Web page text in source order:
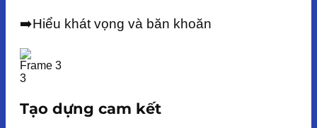
➡️Hiểu khát vọng và băn khoăn
Tạo dựng cam kết